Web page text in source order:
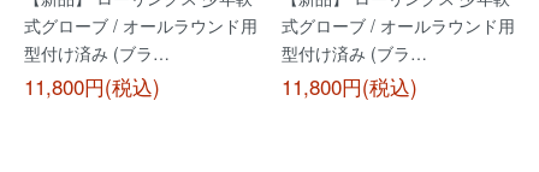
式グローブ / オールラウンド用
型付け済み (ブラ…
11,800円(税込)
式グローブ / オールラウンド用
型付け済み (ブラ…
11,800円(税込)